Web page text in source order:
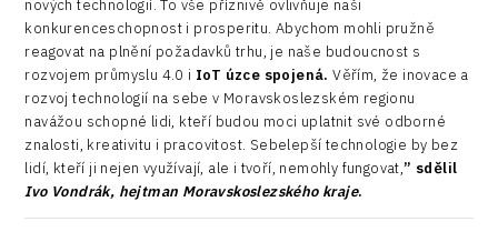
nových technologií. To vše příznivě ovlivňuje naši
konkurenceschopnost i prosperitu. Abychom mohli pružně
reagovat na plnění požadavků trhu, je naše budoucnost s
rozvojem průmyslu 4.0 i IoT úzce spojená.Věřím, že inovace a
rozvoj technologií na sebe v Moravskoslezském regionu
navážou schopné lidi, kteří budou moci uplatnit své odborné
znalosti, kreativitu i pracovitost. Sebelepší technologie by bez
lidí, kteří ji nejen využívají, ale i tvoří, nemohly fungovat,” sdělil
Ivo Vondrák, hejtman Moravskoslezského kraje.